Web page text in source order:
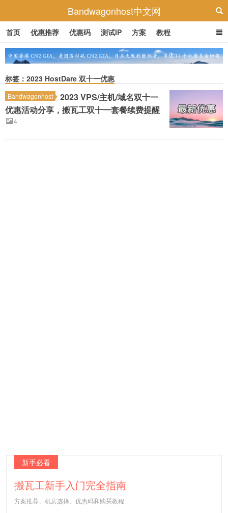
Bandwagonhost中文网
首页 优惠推荐 优惠码 测试IP 方案 教程
标签：2023 HostDare 双十一优惠
Bandwagonhost
2023 VPS/主机/域名双十一
优惠活动分享，搬瓦工双十一套餐续费提醒
4
新手必看
搬瓦工新手入门完全指南
方案推荐、机房选择、优惠码和购买教程